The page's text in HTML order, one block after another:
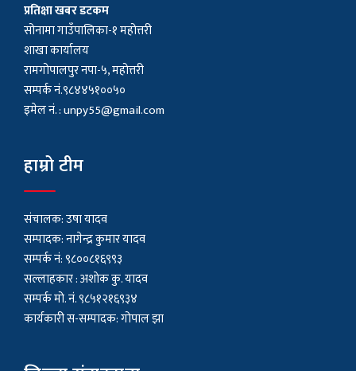
प्रतिक्षा खबर डटकम
सोनामा गाउँपालिका-१ महोत्तरी
शाखा कार्यालय
रामगोपालपुर नपा-५, महोत्तरी
सम्पर्क नं.९८४४५१००५०
इमेल नं. :unpy55@gmail.com
हाम्रो टीम
संचालक: उषा यादव
सम्पादक: नागेन्द्र कुमार यादव
सम्पर्क नं: ९८००८१६९९३
सल्लाहकार : अशाेक कु. यादव
सम्पर्क मो. नं. ९८५१२१६९३४
कार्यकारी स-सम्पादक: गोपाल झा